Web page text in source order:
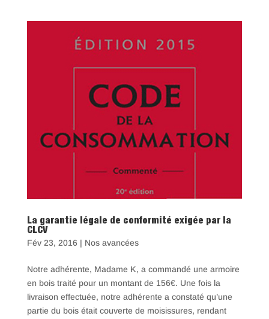
La garantie légale de conformité exigée par la
CLCV
Fév 23, 2016 | Nos avancées
Notre adhérente, Madame K, a commandé une armoire
en bois traité pour un montant de 156€. Une fois la
livraison effectuée, notre adhérente a constaté qu’une
partie du bois était couverte de moisissures, rendant